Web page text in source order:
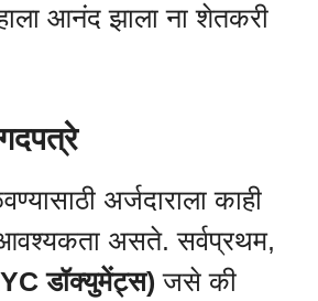
आनंद झाला ना शेतकरी
अर्जदाराला काही
असते. सर्वप्रथम,
डॉक्युमेंट्स) जसे की